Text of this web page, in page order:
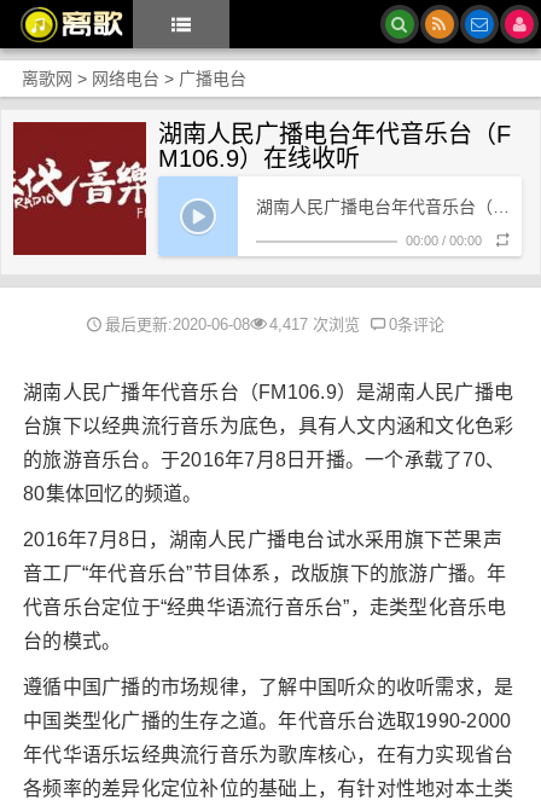
离歌网 > 网络电台 > 广播电台
湖南人民广播电台年代音乐台（F
M106.9）在线收听
00:00 / 00:00
最后更新:2020-06-08 4,417 次浏览 0条评论
湖南人民广播年代音乐台（FM106.9）是湖南人民广播电
台旗下以经典流行音乐为底色，具有人文内涵和文化色彩
的旅游音乐台。于2016年7月8日开播。一个承载了70、
80集体回忆的频道。
2016年7月8日，湖南人民广播电台试水采用旗下芒果声
音工厂“年代音乐台”节目体系，改版旗下的旅游广播。年
代音乐台定位于“经典华语流行音乐台”，走类型化音乐电
台的模式。
遵循中国广播的市场规律，了解中国听众的收听需求，是
中国类型化广播的生存之道。年代音乐台选取1990-2000
年代华语乐坛经典流行音乐为歌库核心，在有力实现省台
各频率的差异化定位补位的基础上，有针对性地对本土类